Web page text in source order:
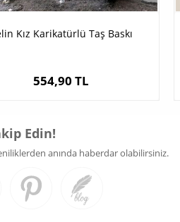
Kız Karikatürlü Taş Baskı
554,90 TL
Edin!
anında haberdar olabilirsiniz.